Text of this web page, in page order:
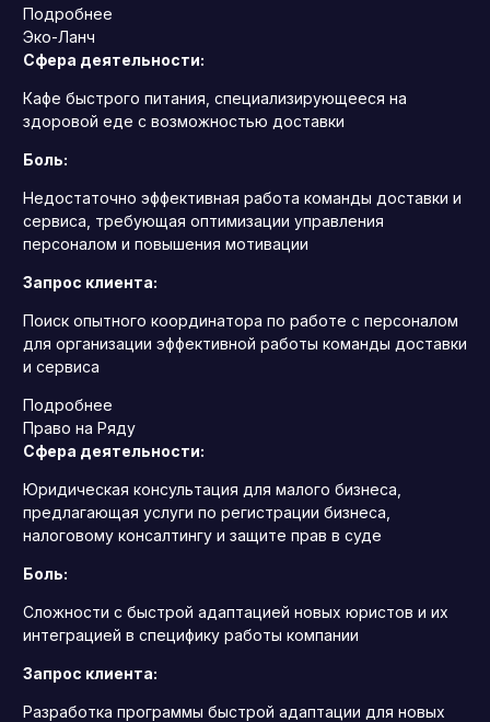
Подробнее
Эко-Ланч
Сфера деятельности:
Кафе быстрого питания, специализирующееся на
здоровой еде с возможностью доставки
Боль:
Недостаточно эффективная работа команды доставки и
сервиса, требующая оптимизации управления
персоналом и повышения мотивации
Запрос клиента:
Поиск опытного координатора по работе с персоналом
для организации эффективной работы команды доставки
и сервиса
Подробнее
Право на Ряду
Сфера деятельности:
Юридическая консультация для малого бизнеса,
предлагающая услуги по регистрации бизнеса,
налоговому консалтингу и защите прав в суде
Боль:
Сложности с быстрой адаптацией новых юристов и их
интеграцией в специфику работы компании
Запрос клиента:
Разработка программы быстрой адаптации для новых